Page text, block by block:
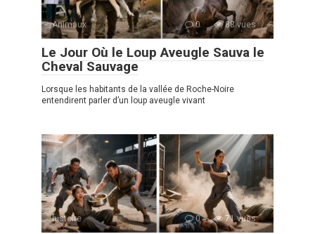
Animaux 0 88 vues
Le Jour Où le Loup Aveugle Sauva le
Cheval Sauvage
Lorsque les habitants de la vallée de Roche-Noire
entendirent parler d’un loup aveugle vivant
histoire 0 71 vues